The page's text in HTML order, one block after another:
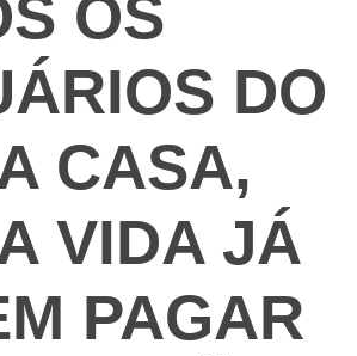
OS
DO
CASA,
VIDA JÁ
PAGAR